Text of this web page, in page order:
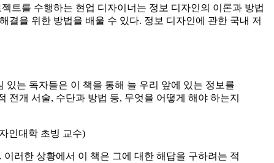
트를 수행하는 현업 디자이너는 정보 디자인의 이론과 방법
을 위한 방법을 배울 수 있다. 정보 디자인에 관한 국내 저
는 독자들은 이 책을 통해 늘 우리 앞에 있는 정보를
개 서술, 수단과 방법 등, 무엇을 어떻게 해야 하는지
인대학 초빙 교수)
러한 상황에서 이 책은 그에 대한 해답을 구하려는 적